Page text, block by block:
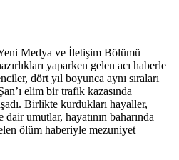
Medya ve İletişim Bölümü
yaparken gelen acı haberle
dört yıl boyunca aynı sıraları
elim bir trafik kazasında
Birlikte kurdukları hayaller,
umutlar, hayatının baharında
ölüm haberiyle mezuniyet